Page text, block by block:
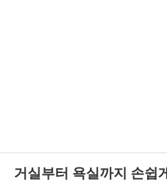
거실부터 욕실까지 손쉽